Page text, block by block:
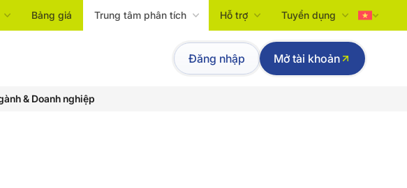
Bảng giá Trung tâm phân tích Hỗ trợ Tuyển dụng
Tiếng Việt
English
Đăng nhập Mở tài khoản
& Doanh nghiệp